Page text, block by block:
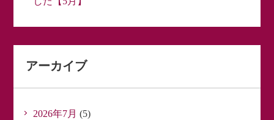
アーカイブ
2026年7月 (5)